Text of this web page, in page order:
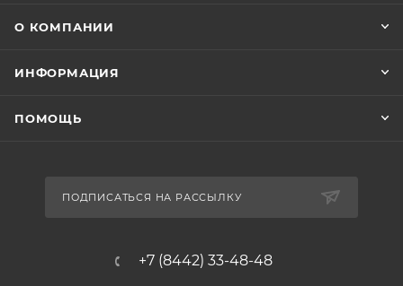
О КОМПАНИИ
ИНФОРМАЦИЯ
ПОМОЩЬ
ПОДПИСАТЬСЯ НА РАССЫЛКУ
+7 (8442) 33-48-48